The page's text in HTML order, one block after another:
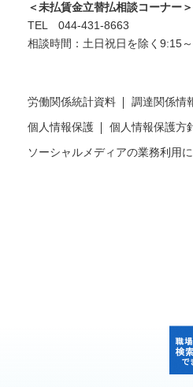
＜未払賃金立替払相談コーナー＞
TEL 044-431-8663
相談時間：土日祝日を除く9:15
労働関係統計資料 調達関係情
個人情報保護
個人情報保護方
ソーシャルメディアの業務利用